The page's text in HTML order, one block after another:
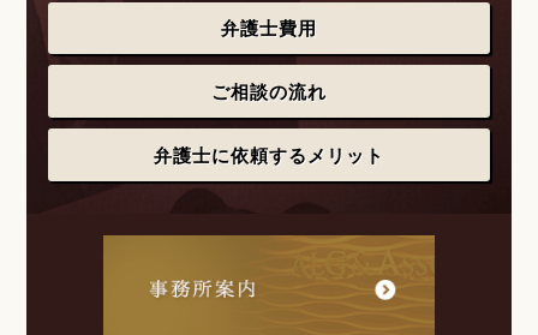
弁護士費用
ご相談の流れ
弁護士に依頼するメリット